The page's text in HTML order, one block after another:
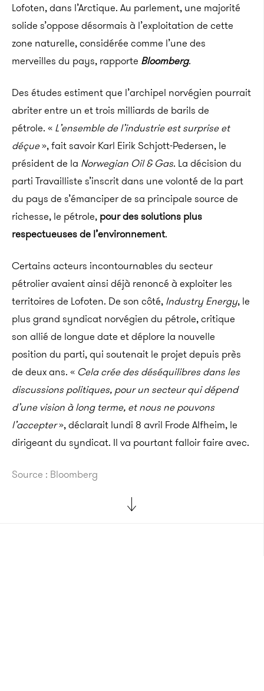
Lofoten, dans l’Arctique. Au parlement, une majorité
solide s’oppose désormais à l’exploitation de cette
zone naturelle, considérée comme l’une des
merveilles du pays, rapporte Bloomberg.
Des études estiment que l’archipel norvégien pourrait
abriter entre un et trois milliards de barils de
pétrole. « L’ensemble de l’industrie est surprise et
déçue», fait savoir Karl Eirik Schjott-Pedersen, le
président de la Norwegian Oil & Gas. La décision du
parti Travailliste s’inscrit dans une volonté de la part
du pays de s’émanciper de sa principale source de
richesse, le pétrole, pour des solutions plus
respectueuses de l’environnement.
Certains acteurs incontournables du secteur
pétrolier avaient ainsi déjà renoncé à exploiter les
territoires de Lofoten. De son côté, Industry Energy, le
plus grand syndicat norvégien du pétrole, critique
son allié de longue date et déplore la nouvelle
position du parti, qui soutenait le projet depuis près
de deux ans. « Cela crée des déséquilibres dans les
discussions politiques, pour un secteur qui dépend
d’une vision à long terme, et nous ne pouvons
l’accepter», déclarait lundi 8 avril Frode Alfheim, le
dirigeant du syndicat. Il va pourtant falloir faire avec.
Source : Bloomberg